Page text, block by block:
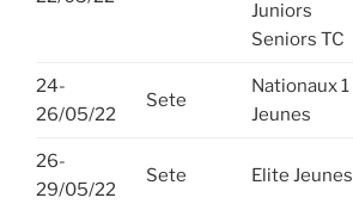
Juniors
Seniors TC
24-
26/05/22
Sete
Nationaux 1
Jeunes
26-
29/05/22
Sete Elite Jeunes